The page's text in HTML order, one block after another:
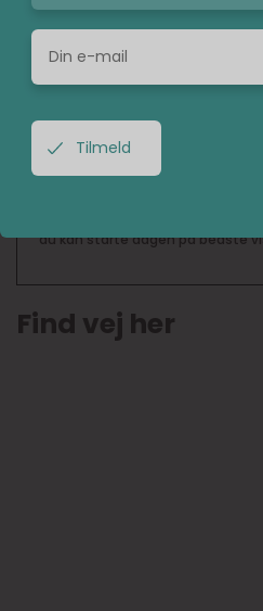
Caféen har adressen M.P.
Hvilke dage serveres
Café Karma?
Café Karma serverer brunch alle
I hvilket tidsrum kan
du kan starte dagen på bedste
Find vej her